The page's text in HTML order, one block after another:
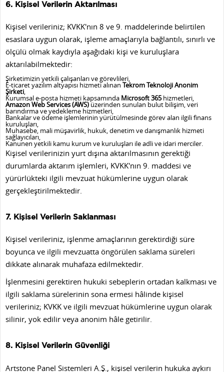
6. Kişisel Verilerin Aktarılması
Kişisel verileriniz; KVKK'nın 8 ve 9. maddelerinde belirtilen
esaslara uygun olarak, işleme amaçlarıyla bağlantılı, sınırlı ve
ölçülü olmak kaydıyla aşağıdaki kişi ve kuruluşlara
aktarılabilmektedir:
Şirketimizin yetkili çalışanları ve görevlileri,
E-ticaret yazılım altyapısı hizmeti alınan Tekrom Teknoloji Anonim
Şirketi,
Kurumsal e-posta hizmeti kapsamında Microsoft 365 hizmetleri,
Amazon Web Services (AWS)üzerinden sunulan bulut bilişim, veri
barındırma ve yedekleme hizmetleri,
Bankalar ve ödeme işlemlerinin yürütülmesinde görev alan ilgili finans
kuruluşları,
Muhasebe, mali müşavirlik, hukuk, denetim ve danışmanlık hizmeti
sağlayıcıları,
Kanunen yetkili kamu kurum ve kuruluşları ile adli ve idari merciler.
Kişisel verilerinizin yurt dışına aktarılmasının gerektiği
durumlarda aktarım işlemleri, KVKK'nın 9. maddesi ve
yürürlükteki ilgili mevzuat hükümlerine uygun olarak
gerçekleştirilmektedir.
7. Kişisel Verilerin Saklanması
Kişisel verileriniz, işlenme amaçlarının gerektirdiği süre
boyunca ve ilgili mevzuatta öngörülen saklama süreleri
dikkate alınarak muhafaza edilmektedir.
İşlenmesini gerektiren hukuki sebeplerin ortadan kalkması ve
ilgili saklama sürelerinin sona ermesi hâlinde kişisel
verileriniz; KVKK ve ilgili mevzuat hükümlerine uygun olarak
silinir, yok edilir veya anonim hâle getirilir.
8. Kişisel Verilerin Güvenliği
Artstone Panel Sistemleri A.Ş., kişisel verilerin hukuka aykırı